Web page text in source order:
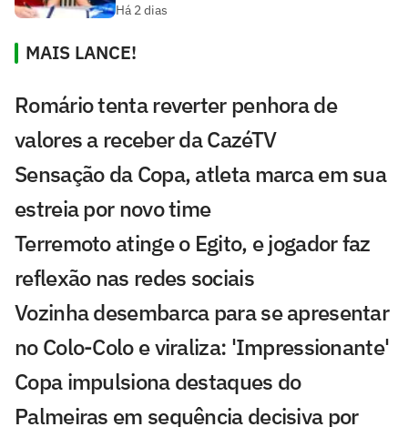
Há 2 dias
MAIS LANCE!
Romário tenta reverter penhora de
valores a receber da CazéTV
Sensação da Copa, atleta marca em sua
estreia por novo time
Terremoto atinge o Egito, e jogador faz
reflexão nas redes sociais
Vozinha desembarca para se apresentar
no Colo-Colo e viraliza: 'Impressionante'
Copa impulsiona destaques do
Palmeiras em sequência decisiva por